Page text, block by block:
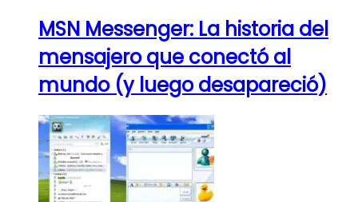
MSN Messenger: La historia del
mensajero que conectó al
mundo (y luego desapareció)